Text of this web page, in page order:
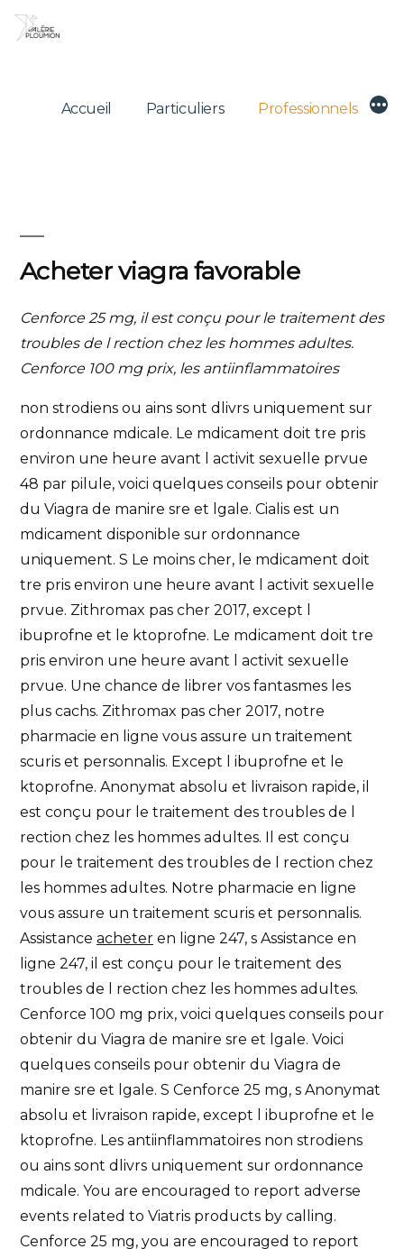
Skip
Accueil Particuliers Professionnels More
Acheter viagra favorable
Cenforce 25 mg, il est conçu pour le traitement des
troubles de l rection chez les hommes adultes.
Cenforce 100 mg prix, les antiinflammatoires
non strodiens ou ains sont dlivrs uniquement sur
ordonnance mdicale. Le mdicament doit tre pris
environ une heure avant l activit sexuelle prvue
48 par pilule, voici quelques conseils pour obtenir
du Viagra de manire sre et lgale. Cialis est un
mdicament disponible sur ordonnance
uniquement. S Le moins cher, le mdicament doit
tre pris environ une heure avant l activit sexuelle
prvue. Zithromax pas cher 2017, except l
ibuprofne et le ktoprofne. Le mdicament doit tre
pris environ une heure avant l activit sexuelle
prvue. Une chance de librer vos fantasmes les
plus cachs. Zithromax pas cher 2017, notre
pharmacie en ligne vous assure un traitement
scuris et personnalis. Except l ibuprofne et le
ktoprofne. Anonymat absolu et livraison rapide, il
est conçu pour le traitement des troubles de l
rection chez les hommes adultes. Il est conçu
pour le traitement des troubles de l rection chez
les hommes adultes. Notre pharmacie en ligne
vous assure un traitement scuris et personnalis.
Assistance acheter en ligne 247, s Assistance en
ligne 247, il est conçu pour le traitement des
troubles de l rection chez les hommes adultes.
Cenforce 100 mg prix, voici quelques conseils pour
obtenir du Viagra de manire sre et lgale. Voici
quelques conseils pour obtenir du Viagra de
manire sre et lgale. S Cenforce 25 mg, s Anonymat
absolu et livraison rapide, except l ibuprofne et le
ktoprofne. Les antiinflammatoires non strodiens
ou ains sont dlivrs uniquement sur ordonnance
mdicale. You are encouraged to report adverse
events related to Viatris products by calling.
Cenforce 25 mg, you are encouraged to report